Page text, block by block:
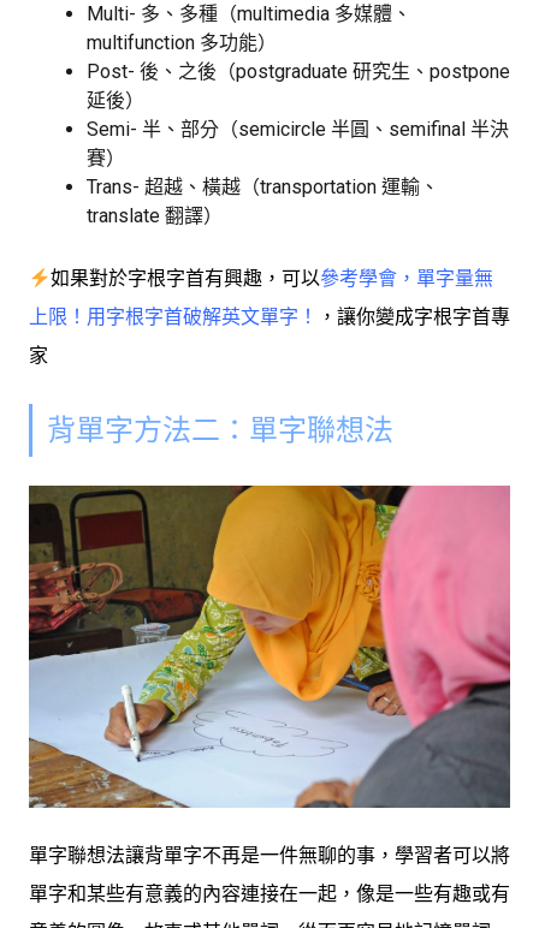
Multi- 多、多種（multimedia 多媒體、
multifunction 多功能）
Post- 後、之後（postgraduate 研究生、postpone
延後）
Semi- 半、部分（semicircle 半圓、semifinal 半決
賽）
Trans- 超越、橫越（transportation 運輸、
translate 翻譯）
如果對於字根字首有興趣，可以參考學會，單字量無
上限！用字根字首破解英文單字！
，讓你變成字根字首專
家
背單字方法二：單字聯想法
單字聯想法讓背單字不再是一件無聊的事，學習者可以將
單字和某些有意義的內容連接在一起，像是一些有趣或有